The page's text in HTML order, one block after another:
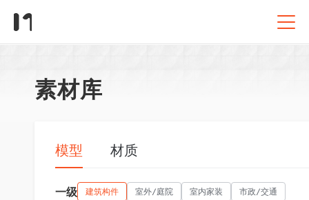
素材库
模型 材质
一级 建筑构件 室外/庭院 室内家装 市政/交通